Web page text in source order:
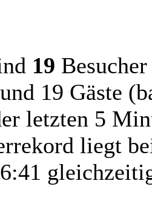
19
19 Gäste
letzten 5
liegt